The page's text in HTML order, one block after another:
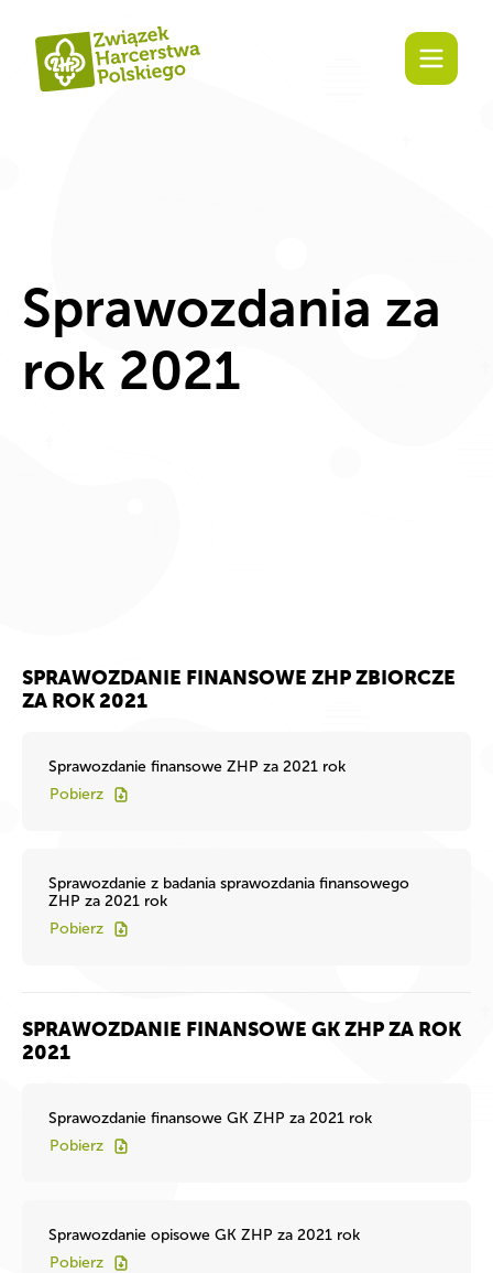
Sprawozdania za
rok 2021
SPRAWOZDANIE FINANSOWE ZHP ZBIORCZE
ZA ROK 2021
Sprawozdanie finansowe ZHP za 2021 rok
Pobierz
Sprawozdanie z badania sprawozdania finansowego
ZHP za 2021 rok
Pobierz
SPRAWOZDANIE FINANSOWE GK ZHP ZA ROK
2021
Sprawozdanie finansowe GK ZHP za 2021 rok
Pobierz
Sprawozdanie opisowe GK ZHP za 2021 rok
Pobierz